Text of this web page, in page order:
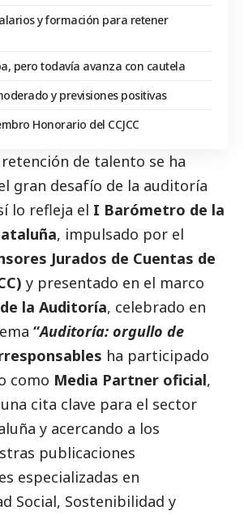
y formación para retener
pero todavía avanza con cautela
y previsiones positivas
Honorario del CCJCC
de talento se ha
gran desafío de la auditoría
lo refleja el I Barómetro de la
, impulsado por el
Jurados de Cuentas de
y presentado en el marco
la Auditoría, celebrado en
“Auditoría: orgullo de
ha participado
como Media Partner oficial,
cita clave para el sector
y acercando a los
publicaciones
especializadas en
Social, Sostenibilidad y